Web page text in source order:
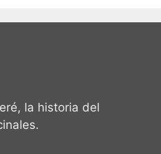
la historia del